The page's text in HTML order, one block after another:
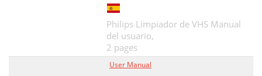
Philips Limpiador de VHS Manual
del usuario,
2 pages
User Manual